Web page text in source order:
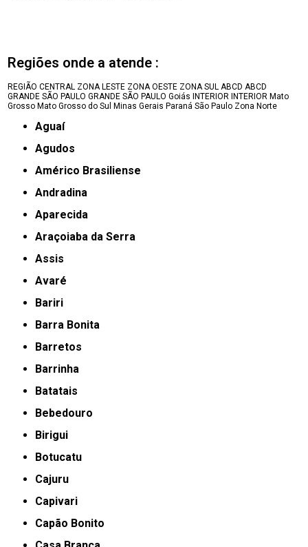
Regiões onde a atende :
REGIÃO CENTRAL ZONA LESTE ZONA OESTE ZONA SUL ABCD ABCD
GRANDE SÃO PAULO GRANDE SÃO PAULO Goiás INTERIOR INTERIOR Mato
Grosso Mato Grosso do Sul Minas Gerais Paraná São Paulo Zona Norte
Aguaí
Agudos
Américo Brasiliense
Andradina
Aparecida
Araçoiaba da Serra
Assis
Avaré
Bariri
Barra Bonita
Barretos
Barrinha
Batatais
Bebedouro
Birigui
Botucatu
Cajuru
Capivari
Capão Bonito